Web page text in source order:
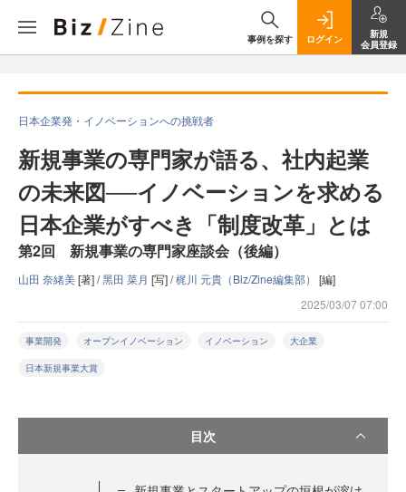
事例を探す ログイン
新規
会員登録
日本企業発・イノベーションへの挑戦者
新規事業の専門家が語る、社内起業
の未来図──イノベーションを求める
日本企業がすべき「制度改革」とは
第2回 新規事業の専門家座談会（後編）
山田 奈緒美[著] /黑田 菜月 [写] /梶川 元貴（Biz/Zine編集部） [編]
2025/03/07 07:00
事業開発 オープンイノベーション イノベーション 大企業
日本新規事業大賞
目次